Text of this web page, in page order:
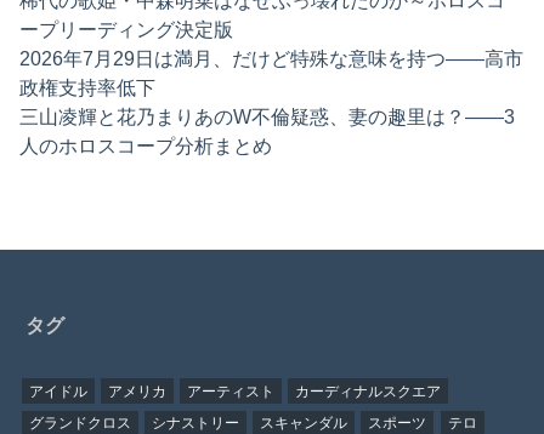
ープリーディング決定版
2026年7月29日は満月、だけど特殊な意味を持つ——高市
政権支持率低下
三山凌輝と花乃まりあのW不倫疑惑、妻の趣里は？——3
人のホロスコープ分析まとめ
タグ
アイドル アメリカ アーティスト
カーディナルスクエア
グランドクロス
シナストリー スキャンダル スポーツ
テロ